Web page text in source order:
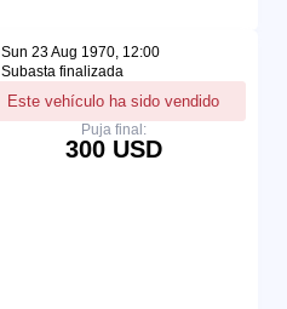
Sun 23 Aug 1970, 12:00
Subasta finalizada
Este vehículo ha sido vendido
Puja final:
300 USD